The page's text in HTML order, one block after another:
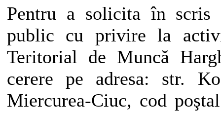
Pentru a solicita în scris
public cu privire la
Teritorial de Muncă
cerere pe adresa: str.
Miercurea-Ciuc, cod